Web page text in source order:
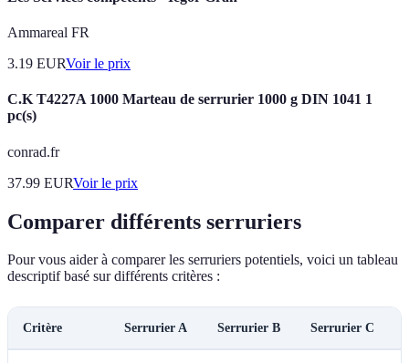
Ammareal FR
3.19 EURVoir le prix
C.K T4227A 1000 Marteau de serrurier 1000 g DIN 1041 1
pc(s)
conrad.fr
37.99 EURVoir le prix
Comparer différents serruriers
Pour vous aider à comparer les serruriers potentiels, voici un tableau
descriptif basé sur différents critères :
Critère Serrurier A Serrurier B Serrurier C